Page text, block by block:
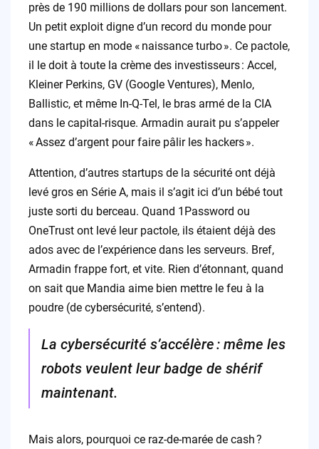
près de 190 millions de dollars pour son lancement.
Un petit exploit digne d’un record du monde pour
une startup en mode « naissance turbo ». Ce pactole,
il le doit à toute la crème des investisseurs : Accel,
Kleiner Perkins, GV (Google Ventures), Menlo,
Ballistic, et même In-Q-Tel, le bras armé de la CIA
dans le capital-risque. Armadin aurait pu s’appeler
« Assez d’argent pour faire pâlir les hackers ».
Attention, d’autres startups de la sécurité ont déjà
levé gros en Série A, mais il s’agit ici d’un bébé tout
juste sorti du berceau. Quand 1Password ou
OneTrust ont levé leur pactole, ils étaient déjà des
ados avec de l’expérience dans les serveurs. Bref,
Armadin frappe fort, et vite. Rien d’étonnant, quand
on sait que Mandia aime bien mettre le feu à la
poudre (de cybersécurité, s’entend).
La cybersécurité s’accélère : même les
robots veulent leur badge de shérif
maintenant.
Mais alors, pourquoi ce raz-de-marée de cash ?